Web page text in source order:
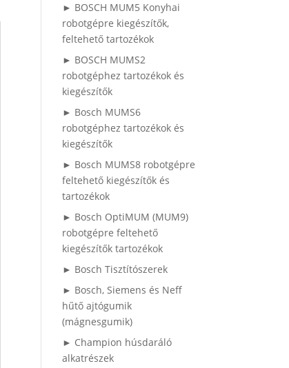
► BOSCH MUM5 Konyhai
robotgépre kiegészítők,
feltehető tartozékok
► BOSCH MUMS2
robotgéphez tartozékok és
kiegészítők
► Bosch MUMS6
robotgéphez tartozékok és
kiegészítők
► Bosch MUMS8 robotgépre
feltehető kiegészítők és
tartozékok
► Bosch OptiMUM (MUM9)
robotgépre feltehető
kiegészítők tartozékok
► Bosch Tisztítószerek
► Bosch, Siemens és Neff
hűtő ajtógumik
(mágnesgumik)
► Champion húsdaráló
alkatrészek